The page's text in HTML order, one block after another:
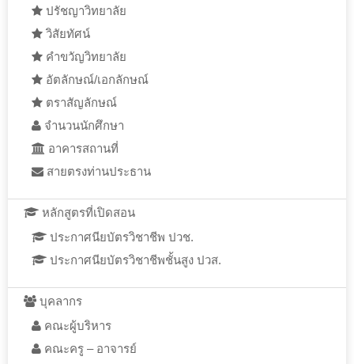
ปรัชญาวิทยาลัย
วิสัยทัศน์
คำขวัญวิทยาลัย
อัตลักษณ์/เอกลักษณ์
ตราสัญลักษณ์
จำนวนนักศึกษา
อาคารสถานที่
สายตรงท่านประธาน
หลักสูตรที่เปิดสอน
ประกาศนียบัตรวิชาชีพ ปวช.
ประกาศนียบัตรวิชาชีพชั้นสูง ปวส.
บุคลากร
คณะผู้บริหาร
คณะครู – อาจารย์